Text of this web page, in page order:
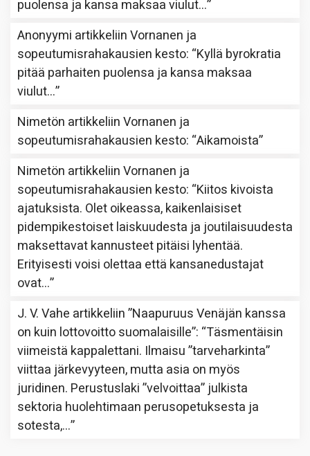
puolensa ja kansa maksaa viulut…”
Anonyymi artikkeliinVornanen ja
sopeutumisrahakausien kesto: “Kyllä byrokratia
pitää parhaiten puolensa ja kansa maksaa
viulut…”
Nimetön artikkeliinVornanen ja
sopeutumisrahakausien kesto: “Aikamoista”
Nimetön artikkeliinVornanen ja
sopeutumisrahakausien kesto: “Kiitos kivoista
ajatuksista. Olet oikeassa, kaikenlaisiset
pidempikestoiset laiskuudesta ja joutilaisuudesta
maksettavat kannusteet pitäisi lyhentää.
Erityisesti voisi olettaa että kansanedustajat
ovat…”
J. V. Vahe artikkeliin”Naapuruus Venäjän kanssa
on kuin lottovoitto suomalaisille”: “Täsmentäisin
viimeistä kappalettani. Ilmaisu ”tarveharkinta”
viittaa järkevyyteen, mutta asia on myös
juridinen. Perustuslaki ”velvoittaa” julkista
sektoria huolehtimaan perusopetuksesta ja
sotesta,…”